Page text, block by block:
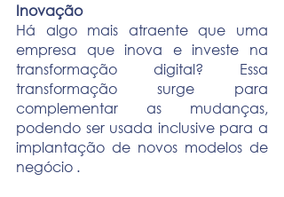
Inovação
Há algo mais atraente que uma
empresa que inova e investe na
transformação digital? Essa
transformação surge para
complementar as mudanças,
podendo ser usada inclusive para a
implantação de novos modelos de
negócio .